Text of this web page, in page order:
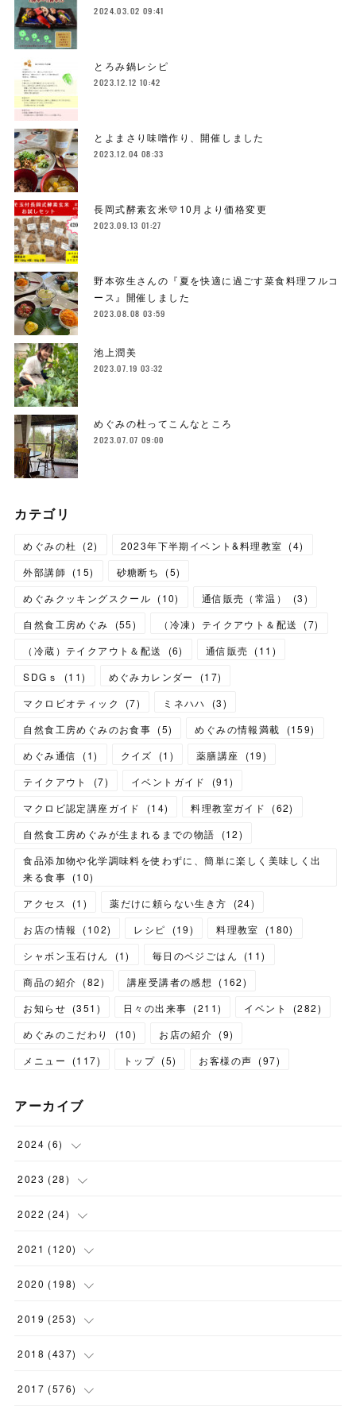
2024.03.02 09:41
とろみ鍋レシピ
2023.12.12 10:42
とよまさり味噌作り、開催しました
2023.12.04 08:33
長岡式酵素玄米💛10月より価格変更
2023.09.13 01:27
野本弥生さんの『夏を快適に過ごす菜食料理フルコ
ース』開催しました
2023.08.08 03:59
池上潤美
2023.07.19 03:32
めぐみの杜ってこんなところ
2023.07.07 09:00
カテゴリ
めぐみの杜 (2) 2023年下半期イベント&料理教室 (4)
外部講師 (15) 砂糖断ち (5)
めぐみクッキングスクール (10) 通信販売（常温） (3)
自然食工房めぐみ
(55) （冷凍）テイクアウト＆配送 (7)
（冷蔵）テイクアウト＆配送
(6) 通信販売 (11 )
SDGｓ
(11) めぐみカレンダー (17)
マクロビオティック
(7) ミネハハ (3)
自然食工房めぐみのお食事 (5) めぐみの情報満載 (159)
めぐみ通信
(1) クイズ (1 ) 薬膳講座 (19)
テイクアウト
(7) イベントガイド (91)
マクロビ認定講座ガイド
(14) 料理教室ガイド (62)
自然食工房めぐみが生まれるまでの物語
(12)
食品添加物や化学調味料を使わずに、簡単に楽しく美味しく出
来る食事 (10)
アクセス
(1 ) 薬だけに頼らない生き方 (24)
お店の情報
(102) レシピ (19) 料理教室 (180)
シャボン玉石けん
(1) 毎日のベジごはん (11)
商品の紹介 (82) 講座受講者の感想 (162)
お知らせ (351 ) 日々の出来事 (211) イベント (282)
めぐみのこだわり
(10) お店の紹介 (9)
メニュー
(117) トップ (5) お客様の声 (97)
アーカイブ
2024 (6)
(1)
(1 )
(1)
( 1 )
2023 (28)
(2)
(1)
(1)
(2 )
2022 (24)
(5)
(2)
(2)
( 1 )
2021 (120)
(12)
(3)
(1)
(9)
2020 (198)
(12)
(11)
(12)
2019 (253)
(14)
(27)
2018 (437)
(23)
2017 (576)